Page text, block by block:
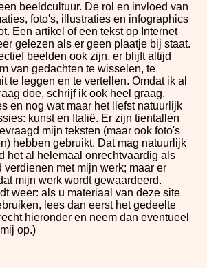
beeldcultuur. De rol en invloed van
foto's, illustraties en infographics
Een artikel of een tekst op Internet
gelezen als er geen plaatje bij staat.
beelden ook zijn, er blijft altijd
van gedachten te wisselen, te
te leggen en te vertellen. Omdat ik al
doe, schrijf ik ook heel graag.
en nog wat maar het liefst natuurlijk
kunst en Italië. Er zijn tientallen
mijn teksten (maar ook foto's
hebben gebruikt. Dat mag natuurlijk
het al helemaal onrechtvaardig als
verdienen met mijn werk; maar er
mijn werk wordt gewaardeerd.
weer: als u materiaal van deze site
lees dan eerst het gedeelte
hieronder en neem dan eventueel
op.)